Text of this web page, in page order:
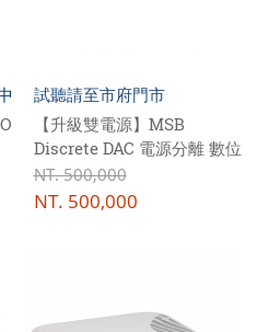
試聽請至市府門市
【升級雙電源】MSB
Discrete DAC 電源分離 數位
類比轉換器
NT.500,000
NT. 500,000